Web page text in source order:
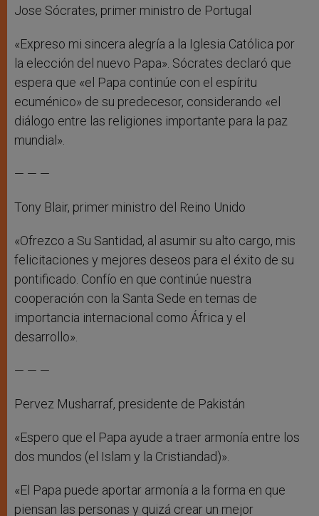
Jose Sócrates, primer ministro de Portugal
«Expreso mi sincera alegría a la Iglesia Católica por
la elección del nuevo Papa». Sócrates declaró que
espera que «el Papa continúe con el espíritu
ecuménico» de su predecesor, considerando «el
diálogo entre las religiones importante para la paz
mundial».
— — —
Tony Blair, primer ministro del Reino Unido
«Ofrezco a Su Santidad, al asumir su alto cargo, mis
felicitaciones y mejores deseos para el éxito de su
pontificado. Confío en que continúe nuestra
cooperación con la Santa Sede en temas de
importancia internacional como África y el
desarrollo».
— — —
Pervez Musharraf, presidente de Pakistán
«Espero que el Papa ayude a traer armonía entre los
dos mundos (el Islam y la Cristiandad)».
«El Papa puede aportar armonía a la forma en que
piensan las personas y quizá crear un mejor